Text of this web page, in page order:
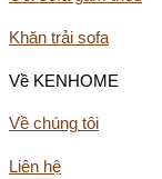
Khăn trải sofa
Về KENHOME
Về chúng tôi
Liên hệ